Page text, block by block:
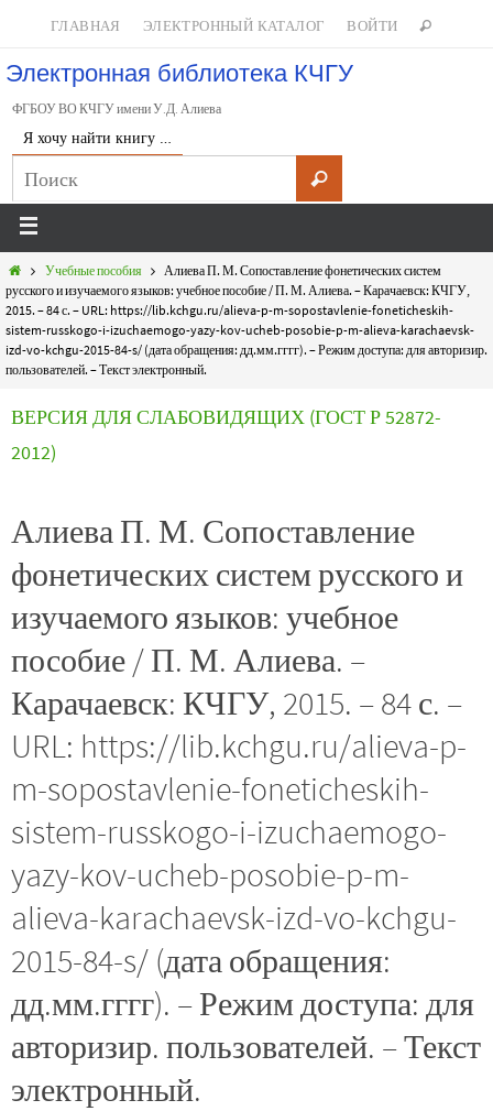
ГЛАВНАЯ ЭЛЕКТРОННЫЙ КАТАЛОГ ВОЙТИ
Электронная библиотека КЧГУ
ФГБОУ ВО КЧГУ имени У.Д. Алиева
Я хочу найти книгу …
Учебные пособия
Алиева П. М. Сопоставление фонетических систем
русского и изучаемого языков: учебное пособие / П. М. Алиева. – Карачаевск: КЧГУ,
2015. – 84 с. – URL: https://lib.kchgu.ru/alieva-p-m-sopostavlenie-foneticheskih-
sistem-russkogo-i-izuchaemogo-yazy-kov-ucheb-posobie-p-m-alieva-karachaevsk-
izd-vo-kchgu-2015-84-s/ (дата обращения: дд.мм.гггг). – Режим доступа: для авторизир.
пользователей. – Текст электронный.
ВЕРСИЯ ДЛЯ СЛАБОВИДЯЩИХ (ГОСТ Р 52872-
2012)
Алиева П. М. Сопоставление
фонетических систем русского и
изучаемого языков: учебное
пособие / П. М. Алиева. –
Карачаевск: КЧГУ, 2015. – 84 с. –
URL: https://lib.kchgu.ru/alieva-p-
m-sopostavlenie-foneticheskih-
sistem-russkogo-i-izuchaemogo-
yazy-kov-ucheb-posobie-p-m-
alieva-karachaevsk-izd-vo-kchgu-
2015-84-s/ (дата обращения:
дд.мм.гггг). – Режим доступа: для
авторизир. пользователей. – Текст
электронный.